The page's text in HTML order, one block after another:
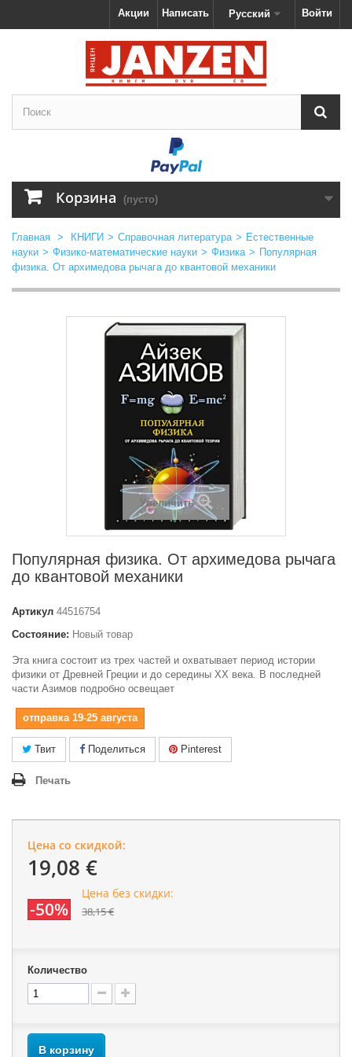
Войти
Русский
Написать
Акции
Корзина (пусто)
Главная > КНИГИ > Справочная литература > Естественные
науки > Физико-математические науки > Физика > Популярная
физика. От архимедова рычага до квантовой механики
Увеличить
Популярная физика. От архимедова рычага
до квантовой механики
Артикул 44516754
Состояние: Новый товар
Эта книга состоит из трех частей и охватывает период истории
физики от Древней Греции и до середины XX века. В последней
части Азимов подробно освещает
отправка 19-25 августа
Твит Поделиться Pinterest
Печать
Цена со скидкой:
19,08 €
-50%
Цена без скидки:
38,15 €
Количество
В корзину